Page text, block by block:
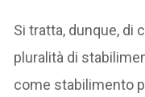
Si tratta, dunque, di
pluralità di
come stabilimento